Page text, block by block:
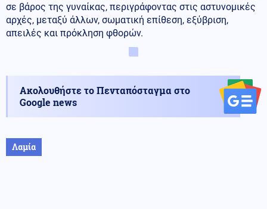
σε βάρος της γυναίκας, περιγράφοντας στις αστυνομικές
αρχές, μεταξύ άλλων, σωματική επίθεση, εξύβριση,
απειλές και πρόκληση φθορών.
Ακολουθήστε το Πενταπόσταγμα στο
Google news
Λαμία